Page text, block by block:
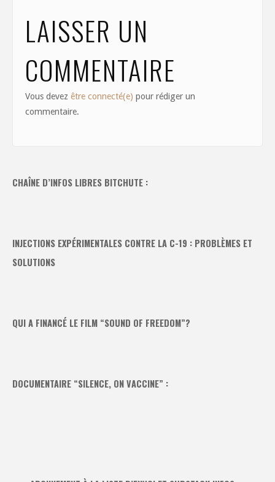
LAISSER UN
COMMENTAIRE
Vous devezêtre connecté(e) pour rédiger un
commentaire.
CHAÎNE D’INFOS LIBRES BITCHUTE :
INJECTIONS EXPÉRIMENTALES CONTRE LA C-19 : PROBLÈMES ET
SOLUTIONS
QUI A FINANCÉ LE FILM “SOUND OF FREEDOM”?
DOCUMENTAIRE “SILENCE, ON VACCINE” :